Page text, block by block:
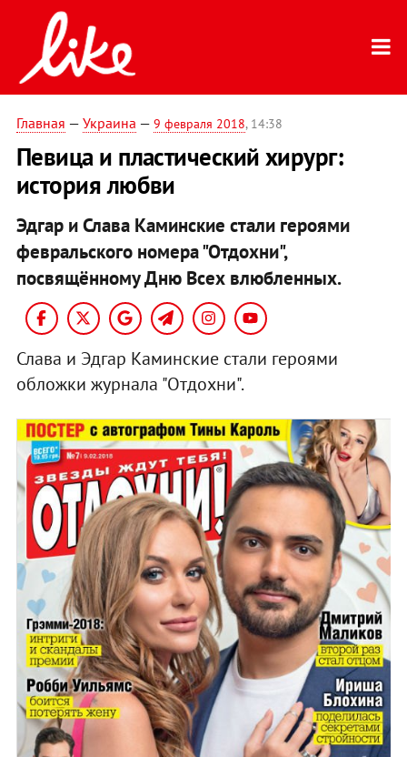
Главная — Украина — 9 февраля 2018, 14:38
Певица и пластический хирург:
история любви
Эдгар и Слава Каминские стали героями
февральского номера "Отдохни",
посвящённому Дню Всех влюбленных.
Слава и Эдгар Каминские стали героями
обложки журнала "Отдохни".